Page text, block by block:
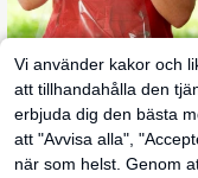
100/150 stycken
för barn,
n, matlagningsförkläden för
gångsmålarrockar,
ör barn, konstförkläden för
141
Vi använder kakor och
att tillhandahålla den
erbjuda dig den bästa
att "Avvisa alla",
när som helst. Genom